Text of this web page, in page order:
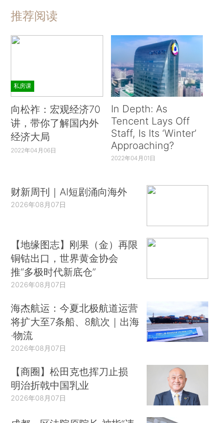
推荐阅读
私房课
向松祚：宏观经济70
讲，带你了解国内外
经济大局
2022年04月06日
In Depth: As
Tencent Lays Off
Staff, Is Its ‘Winter’
Approaching?
2022年04月01日
财新周刊｜AI短剧涌向海外
2026年08月07日
【地缘图志】刚果（金）再限
铜钴出口，世界黄金协会
推“多极时代新底仓”
2026年08月07日
海杰航运：今夏北极航道运营
将扩大至7条船、8航次｜出海
·物流
2026年08月07日
【商圈】松田克也挥刀止损
明治折戟中国乳业
2026年08月07日